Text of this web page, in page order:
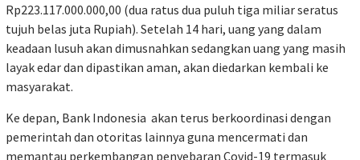
Rp223.117.000.000,00 (dua ratus dua puluh tiga miliar seratus
tujuh belas juta Rupiah). Setelah 14 hari, uang yang dalam
keadaan lusuh akan dimusnahkan sedangkan uang yang masih
layak edar dan dipastikan aman, akan diedarkan kembali ke
masyarakat.
Ke depan, Bank Indonesia akan terus berkoordinasi dengan
pemerintah dan otoritas lainnya guna mencermati dan
memantau perkembangan penyebaran Covid-19 termasuk